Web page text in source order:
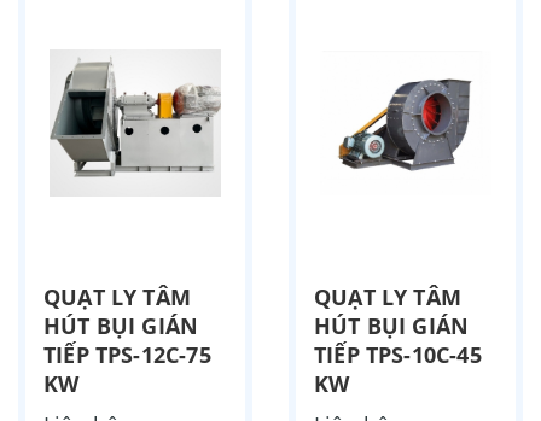
QUẠT LY TÂM
HÚT BỤI GIÁN
TIẾP TPS-12C-75
KW
QUẠT LY TÂM
HÚT BỤI GIÁN
TIẾP TPS-10C-45
KW